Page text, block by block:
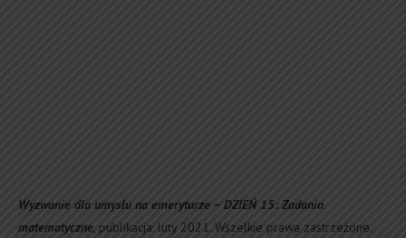
Wyzwanie dla umysłu na emeryturze – DZIEŃ 15: Zadania
matematyczne, publikacja: luty 2021. Wszelkie prawa zastrzeżone.